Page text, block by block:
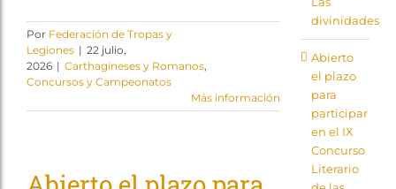
Tienda
Por Federación de Tropas y
Legiones | 22 julio,
2026 | Carthagineses y Romanos,
Concursos y Campeonatos
Más información
divinidades
Abierto
el plazo
para
participar
en el IX
Concurso
Literario